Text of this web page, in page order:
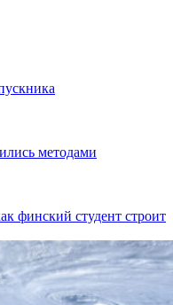
методами
финский студент строит